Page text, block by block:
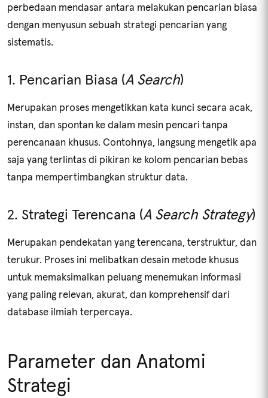
perbedaan mendasar antara melakukan pencarian biasa
dengan menyusun sebuah strategi pencarian yang
sistematis.
1. Pencarian Biasa (A Search)
Merupakan proses mengetikkan kata kunci secara acak,
instan, dan spontan ke dalam mesin pencari tanpa
perencanaan khusus. Contohnya, langsung mengetik apa
saja yang terlintas di pikiran ke kolom pencarian bebas
tanpa mempertimbangkan struktur data.
2. Strategi Terencana (A Search Strategy)
Merupakan pendekatan yang terencana, terstruktur, dan
terukur. Proses ini melibatkan desain metode khusus
untuk memaksimalkan peluang menemukan informasi
yang paling relevan, akurat, dan komprehensif dari
database ilmiah terpercaya.
Parameter dan Anatomi
Strategi